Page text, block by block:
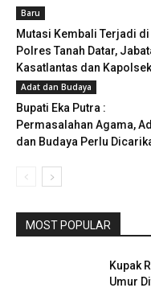
Baru
Mutasi Kembali Terjadi di
Polres Tanah Datar,
Kasatlantas dan
Adat dan Budaya
Bupati Eka Putra :
Permasalahan Agama,
dan Budaya Perlu
MOST POPULAR
Kupak
Umur